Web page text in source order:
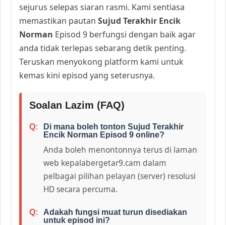
sejurus selepas siaran rasmi. Kami sentiasa
memastikan pautanSujud Terakhir Encik
Norman Episod 9 berfungsi dengan baik agar
anda tidak terlepas sebarang detik penting.
Teruskan menyokong platform kami untuk
kemas kini episod yang seterusnya.
Soalan Lazim (FAQ)
Di mana boleh tonton Sujud Terakhir
Encik Norman Episod 9 online?
Anda boleh menontonnya terus di laman
web kepalabergetar9.cam dalam
pelbagai pilihan pelayan (server) resolusi
HD secara percuma.
Adakah fungsi muat turun disediakan
untuk episod ini?